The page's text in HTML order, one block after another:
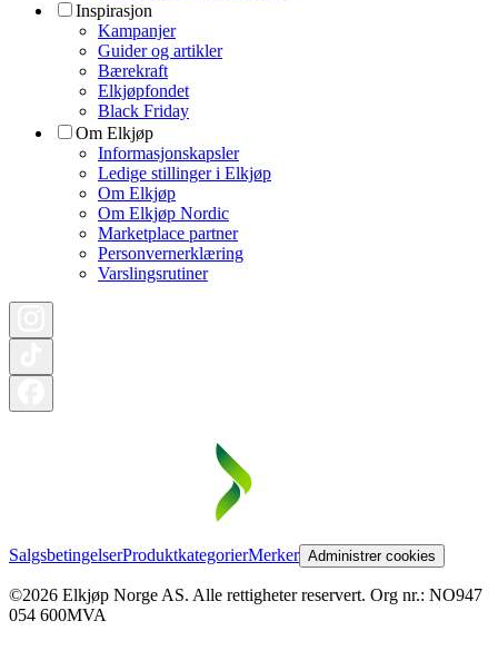
Inspirasjon
Kampanjer
Guider og artikler
Bærekraft
Elkjøpfondet
Black Friday
Om Elkjøp
Informasjonskapsler
Ledige stillinger i Elkjøp
Om Elkjøp
Om Elkjøp Nordic
Marketplace partner
Personvernerklæring
Varslingsrutiner
SalgsbetingelserProduktkategorierMerker Administrer cookies
©2026 Elkjøp Norge AS. Alle rettigheter reservert. Org nr.: NO947
054 600MVA